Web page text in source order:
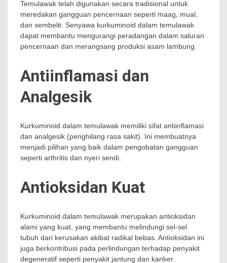
Temulawak telah digunakan secara tradisional untuk
meredakan gangguan pencernaan seperti maag, mual,
dan sembelit. Senyawa kurkuminoid dalam temulawak
dapat membantu mengurangi peradangan dalam saluran
pencernaan dan merangsang produksi asam lambung.
Antiinflamasi dan
Analgesik
Kurkuminoid dalam temulawak memiliki sifat antiinflamasi
dan analgesik (penghilang rasa sakit). Ini membuatnya
menjadi pilihan yang baik dalam pengobatan gangguan
seperti arthritis dan nyeri sendi.
Antioksidan Kuat
Kurkuminoid dalam temulawak merupakan antioksidan
alami yang kuat, yang membantu melindungi sel-sel
tubuh dari kerusakan akibat radikal bebas. Antioksidan ini
juga berkontribusi pada perlindungan terhadap penyakit
degeneratif seperti penyakit jantung dan kanker.